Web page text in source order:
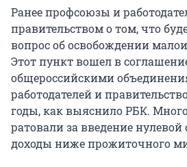
Ранее профсоюзы и
правительством о том, что
вопрос об освобождении
Этот пункт вошел в
общероссийскими
работодателей и
годы, как выяснило РБК.
ратовали за введение
доходы ниже прожиточного